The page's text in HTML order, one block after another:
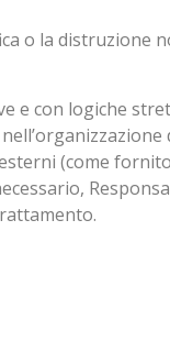
o la distruzione
e con logiche
(come